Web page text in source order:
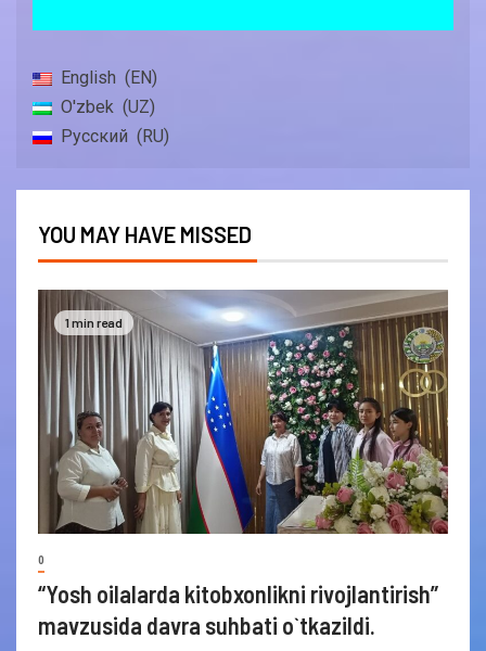
English
EN
O'zbek
UZ
Русский
RU
YOU MAY HAVE MISSED
1 min read
0
“Yosh oilalarda kitobxonlikni rivojlantirish”
mavzusida davra suhbati o`tkazildi.